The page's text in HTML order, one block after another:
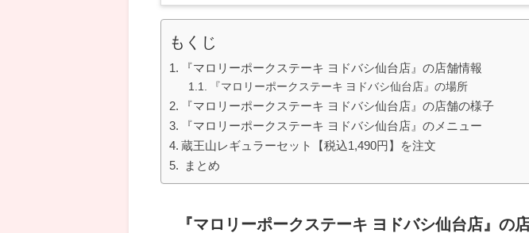
もくじ
『マロリーポークステーキ ヨドバシ仙台店』の店舗情報
『マロリーポークステーキ ヨドバシ仙台店』の場所
『マロリーポークステーキ ヨドバシ仙台店』の店舗の様子
『マロリーポークステーキ ヨドバシ仙台店』のメニュー
蔵王山レギュラーセット【税込1,490円】を注文
まとめ
『マロリーポークステーキ ヨドバシ仙台店』の